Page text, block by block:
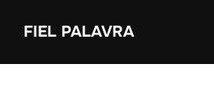
FIEL PALAVRA